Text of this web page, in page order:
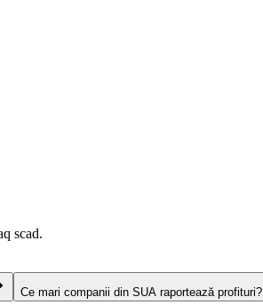
scad.
Ce mari companii din SUA raportează profituri?